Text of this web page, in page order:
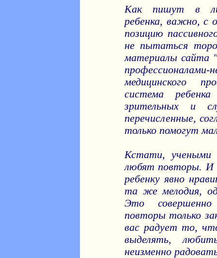
Как пишут в
ребенка, важно, с
позицию
не пытаться
материалы сайта
медицинского
система
зрительных и
перечисленные,
только помогут
Кстати, учеными
любят повторы. И
ребенку явно
та же мелодия,
Это
повторы только
вас радует то,
выделять,
неизменно